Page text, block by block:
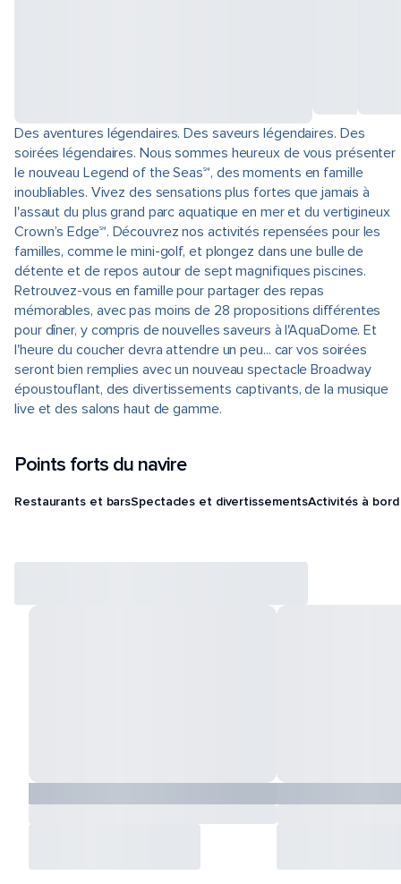
Des aventures légendaires. Des saveurs légendaires. Des
soirées légendaires. Nous sommes heureux de vous présenter
le nouveau Legend of the Seas℠, des moments en famille
inoubliables. Vivez des sensations plus fortes que jamais à
l'assaut du plus grand parc aquatique en mer et du vertigineux
Crown’s Edge℠. Découvrez nos activités repensées pour les
familles, comme le mini-golf, et plongez dans une bulle de
détente et de repos autour de sept magnifiques piscines.
Retrouvez-vous en famille pour partager des repas
mémorables, avec pas moins de 28 propositions différentes
pour dîner, y compris de nouvelles saveurs à l'AquaDome. Et
l'heure du coucher devra attendre un peu... car vos soirées
seront bien remplies avec un nouveau spectacle Broadway
époustouflant, des divertissements captivants, de la musique
live et des salons haut de gamme.
Points forts du navire
Restaurants et barsSpectacles et divertissementsActivités à bord